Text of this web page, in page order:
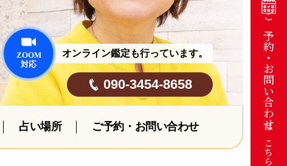
オンライン鑑定も行っています。
090-3454-8658
占い場所 ご予約・お問い合わせ ご予約・お問い合わせ
はこちら